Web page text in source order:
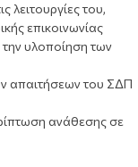
λειτουργίες του,
επικοινωνίας
την υλοποίηση των
απαιτήσεων του ΣΔΠ
ανάθεσης σε